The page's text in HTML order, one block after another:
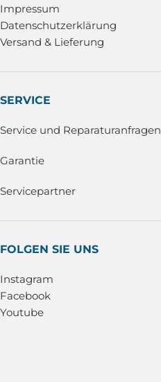
Impressum
Datenschutzerklärung
Versand & Lieferung
SERVICE
Service und Reparaturanfragen
Garantie
Servicepartner
FOLGEN SIE UNS
Instagram
Facebook
Youtube